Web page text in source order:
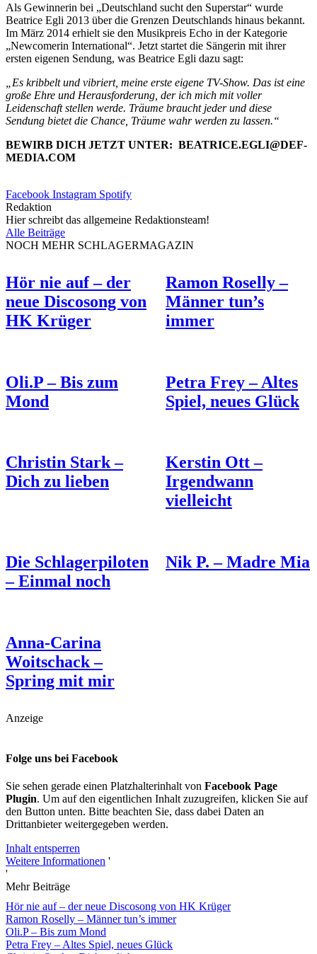
Als Gewinnerin bei „Deutschland sucht den Superstar“ wurde
Beatrice Egli 2013 über die Grenzen Deutschlands hinaus bekannt.
Im März 2014 erhielt sie den Musikpreis Echo in der Kategorie
„Newcomerin International“. Jetzt startet die Sängerin mit ihrer
ersten eigenen Sendung, was Beatrice Egli dazu sagt:
„Es kribbelt und vibriert, meine erste eigene TV-Show. Das ist eine
große Ehre und Herausforderung, der ich mich mit voller
Leidenschaft stellen werde. Träume braucht jeder und diese
Sendung bietet die Chance, Träume wahr werden zu lassen.“
BEWIRB DICH JETZT UNTER: BEATRICE.EGLI@DEF-
MEDIA.COM
Facebook Instagram Spotify
Redaktion
Hier schreibt das allgemeine Redaktionsteam!
Alle Beiträge
NOCH MEHR SCHLAGERMAGAZIN
Hör nie auf – der
neue Discosong von
HK Krüger
Ramon Roselly –
Männer tun’s
immer
Oli.P – Bis zum
Mond
Petra Frey – Altes
Spiel, neues Glück
Christin Stark –
Dich zu lieben
Kerstin Ott –
Irgendwann
vielleicht
Die Schlagerpiloten
– Einmal noch
Nik P. – Madre Mia
Anna-Carina
Woitschack –
Spring mit mir
Anzeige
Folge uns bei Facebook
Sie sehen gerade einen Platzhalterinhalt von Facebook Page
Plugin. Um auf den eigentlichen Inhalt zuzugreifen, klicken Sie auf
den Button unten. Bitte beachten Sie, dass dabei Daten an
Drittanbieter weitergegeben werden.
Inhalt entsperren
Weitere Informationen '
'
Mehr Beiträge
Hör nie auf – der neue Discosong von HK Krüger
Ramon Roselly – Männer tun’s immer
Oli.P – Bis zum Mond
Petra Frey – Altes Spiel, neues Glück